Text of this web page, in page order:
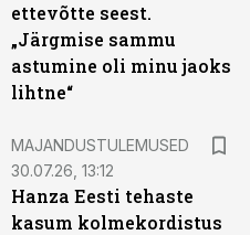
ettevõtte seest.
„Järgmise sammu
astumine oli minu jaoks
lihtne“
MAJANDUSTULEMUSED
30.07.26, 13:12
Hanza Eesti tehaste
kasum kolmekordistus